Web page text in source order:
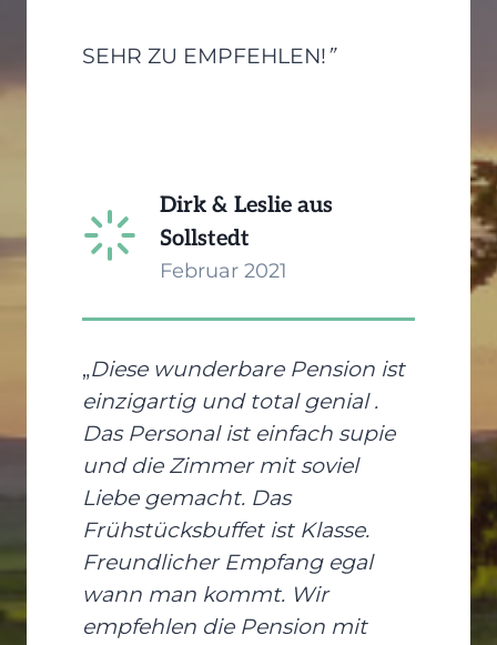
SEHR ZU EMPFEHLEN!”
Dirk & Leslie aus
Sollstedt
Februar 2021
„Diese wunderbare Pension ist
einzigartig und total genial .
Das Personal ist einfach supie
und die Zimmer mit soviel
Liebe gemacht. Das
Frühstücksbuffet ist Klasse.
Freundlicher Empfang egal
wann man kommt. Wir
empfehlen die Pension mit